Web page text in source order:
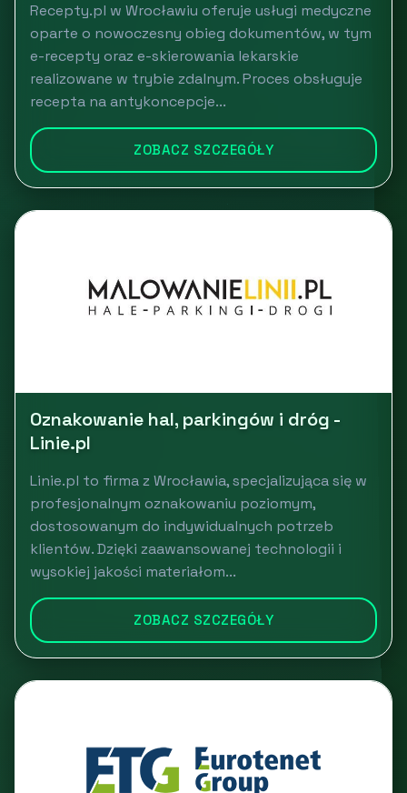
Recepty.pl w Wrocławiu oferuje usługi medyczne
oparte o nowoczesny obieg dokumentów, w tym
e-recepty oraz e-skierowania lekarskie
realizowane w trybie zdalnym. Proces obsługuje
recepta na antykoncepcje...
ZOBACZ SZCZEGÓŁY
Oznakowanie hal, parkingów i dróg -
Linie.pl
Linie.pl to firma z Wrocławia, specjalizująca się w
profesjonalnym oznakowaniu poziomym,
dostosowanym do indywidualnych potrzeb
klientów. Dzięki zaawansowanej technologii i
wysokiej jakości materiałom...
ZOBACZ SZCZEGÓŁY